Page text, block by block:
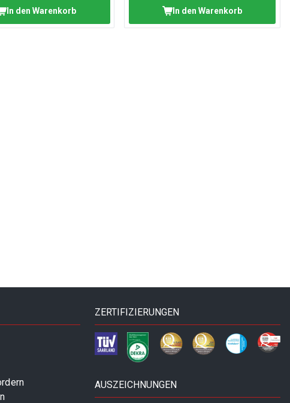
In den Warenkorb In den Warenkorb
ZERTIFIZIERUNGEN
AUSZEICHNUNGEN